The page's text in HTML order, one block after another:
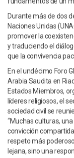
Durante más de dos
Naciones Unidas
promover la
y traduciendo el
que la convivencia
En el undécimo Foro
Arabia Saudita en
Estados Miembros,
líderes religiosos, el
sociedad civil se
“Muchas culturas,
convicción
respeto más
lejana, sino una